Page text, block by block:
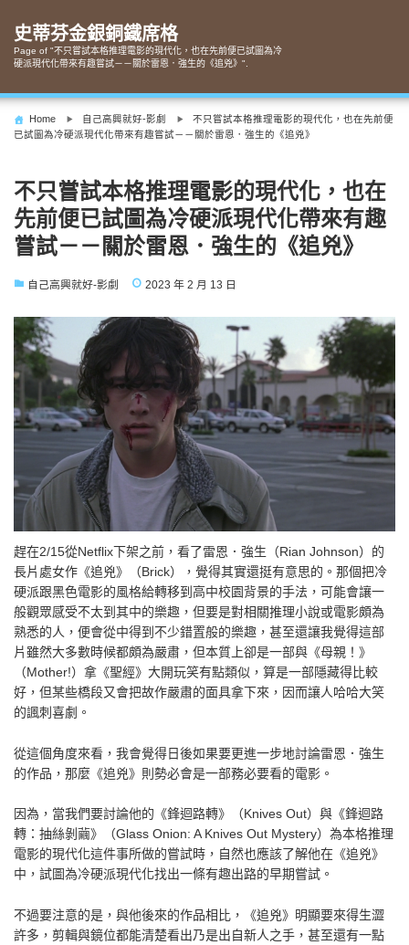
content
史蒂芬金銀銅鐵席格
Page of "不只嘗試本格推理電影的現代化，也在先前便已試圖為冷
硬派現代化帶來有趣嘗試－－關於雷恩．強生的《追兇》".
Home 自己高興就好-影劇
不只嘗試本格推理電影的現代化，也在先前便
已試圖為冷硬派現代化帶來有趣嘗試－－關於雷恩．強生的《追兇》
不只嘗試本格推理電影的現代化，也在
先前便已試圖為冷硬派現代化帶來有趣
嘗試－－關於雷恩．強生的《追兇》
自己高興就好-影劇 2023 年 2 月 13 日
趕在2/15從Netflix下架之前，看了雷恩．強生（Rian Johnson）的
長片處女作《追兇》（Brick），覺得其實還挺有意思的。那個把冷
硬派跟黑色電影的風格給轉移到高中校園背景的手法，可能會讓一
般觀眾感受不太到其中的樂趣，但要是對相關推理小說或電影頗為
熟悉的人，便會從中得到不少錯置般的樂趣，甚至還讓我覺得這部
片雖然大多數時候都頗為嚴肅，但本質上卻是一部與《母親！》
（Mother!）拿《聖經》大開玩笑有點類似，算是一部隱藏得比較
好，但某些橋段又會把故作嚴肅的面具拿下來，因而讓人哈哈大笑
的諷刺喜劇。
從這個角度來看，我會覺得日後如果要更進一步地討論雷恩．強生
的作品，那麼《追兇》則勢必會是一部務必要看的電影。
因為，當我們要討論他的《鋒迴路轉》（Knives Out）與《鋒迴路
轉：抽絲剝繭》（Glass Onion: A Knives Out Mystery）為本格推理
電影的現代化這件事所做的嘗試時，自然也應該了解他在《追兇》
中，試圖為冷硬派現代化找出一條有趣出路的早期嘗試。
不過要注意的是，與他後來的作品相比，《追兇》明顯要來得生澀
許多，剪輯與鏡位都能清楚看出乃是出自新人之手，甚至還有一點